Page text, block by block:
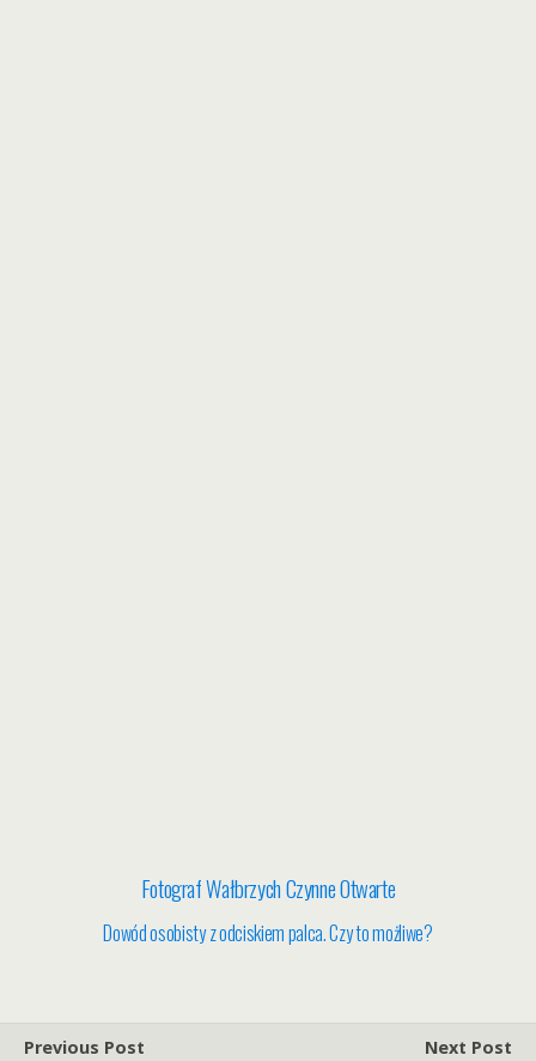
Fotograf Wałbrzych Czynne Otwarte
Dowód osobisty z odciskiem palca. Czy to możliwe?
Previous Post Next Post